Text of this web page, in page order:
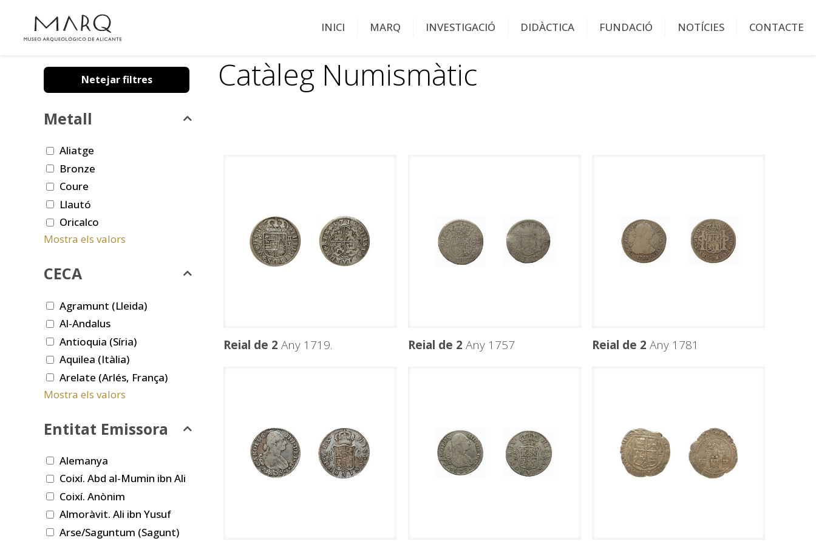
INICI MARQ INVESTIGACIÓ DIDÀCTICA FUNDACIÓ NOTÍCIES CONTACTE
Catàleg Numismàtic
Reial de 2 Any 1719. Reial de 2 Any 1757 Reial de 2 Any 1781
Netejar filtres
Metall
Aliatge
Bronze
Coure
Llautó
Oricalco
Mostra els valors
CECA
Agramunt (Lleida)
Al-Andalus
Antioquia (Síria)
Aquilea (Itàlia)
Arelate (Arlés, França)
Mostra els valors
Entitat Emissora
Alemanya
Coixí. Abd al-Mumin ibn Ali
Coixí. Anònim
Almoràvit. Ali ibn Yusuf
Arse/Saguntum (Sagunt)